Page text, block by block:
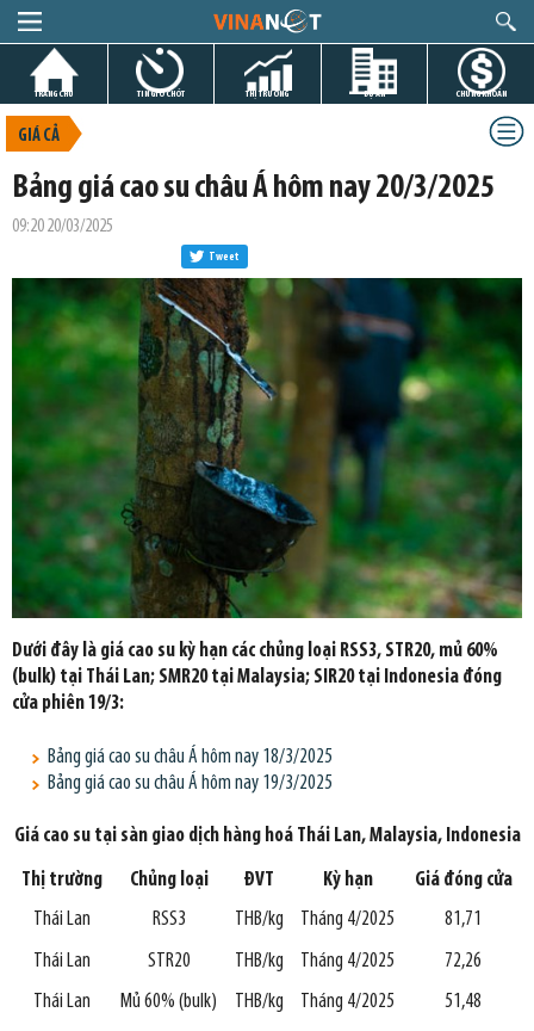
TRANG CHỦ TIN GIỜ CHÓT THỊ TRƯỜNG DỰ ÁN CHỨNG KHOÁN
GIÁ CẢ
Bảng giá cao su châu Á hôm nay 20/3/2025
09:20 20/03/2025
Tweet
Dưới đây là giá cao su kỳ hạn các chủng loại RSS3, STR20, mủ 60%
(bulk) tại Thái Lan; SMR20 tại Malaysia; SIR20 tại Indonesia đóng
cửa phiên 19/3:
Bảng giá cao su châu Á hôm nay 18/3/2025
Bảng giá cao su châu Á hôm nay 19/3/2025
Giá cao su tại sàn giao dịch hàng hoá Thái Lan, Malaysia, Indonesia
Thị trường Chủng loại ĐVT Kỳ hạn
Giá đóng cửa
Thái Lan
RSS3 THB/kg Tháng 4/2025 81,71
Thái Lan STR20 THB/kg Tháng 4/2025
72,26
Thái Lan
Mủ 60% (bulk) THB/kg Tháng 4/2025
51,48